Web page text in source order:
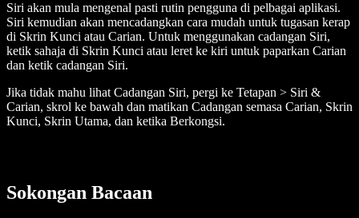
Siri akan mula mengenal pasti rutin pengguna di pelbagai aplikasi.
Siri kemudian akan mencadangkan cara mudah untuk tugasan kerap
di Skrin Kunci atau Carian. Untuk menggunakan cadangan Siri,
ketik sahaja di Skrin Kunci atau leret ke kiri untuk paparkan Carian
dan ketik cadangan Siri.
Jika tidak mahu lihat Cadangan Siri, pergi ke Tetapan > Siri &
Carian, skrol ke bawah dan matikan Cadangan semasa Carian, Skrin
Kunci, Skrin Utama, dan ketika Berkongsi.
Sokongan Bacaan